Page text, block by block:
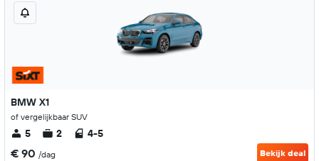
BMW X1
of vergelijkbaar SUV
5 2 4-5
€ 90 /dag Bekijk deal